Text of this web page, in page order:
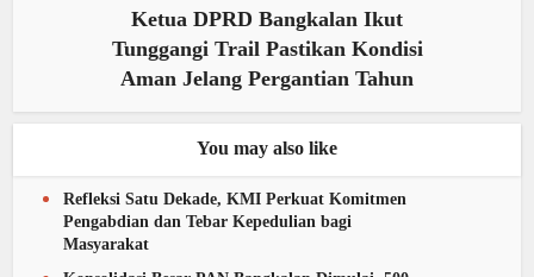
Ketua DPRD Bangkalan Ikut
Tunggangi Trail Pastikan Kondisi
Aman Jelang Pergantian Tahun
You may also like
Refleksi Satu Dekade, KMI Perkuat Komitmen
Pengabdian dan Tebar Kepedulian bagi
Masyarakat